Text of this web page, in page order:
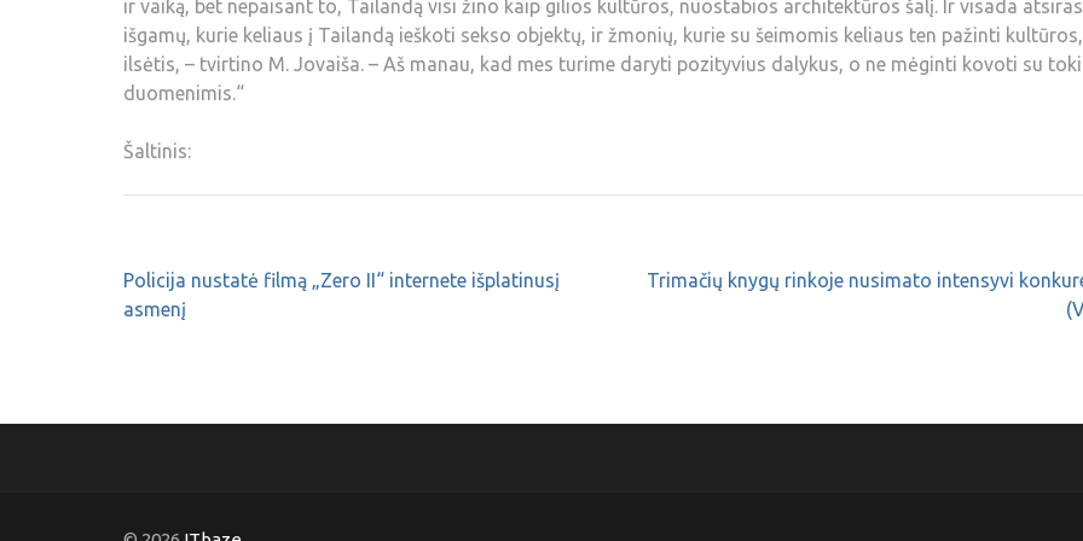
ir vaiką, bet nepaisant to, Tailandą visi žino kaip gilios kultūros, nuostabios architektūros šalį. Ir visada atsiras
išgamų, kurie keliaus į Tailandą ieškoti sekso objektų, ir žmonių, kurie su šeimomis keliaus ten pažinti kultūros,
ilsėtis, – tvirtino M. Jovaiša. – Aš manau, kad mes turime daryti pozityvius dalykus, o ne mėginti kovoti su
duomenimis.“
Šaltinis:
Policija nustatė filmą „Zero II“ internete išplatinusį
asmenį
Trimačių knygų rinkoje nusimato intensyvi